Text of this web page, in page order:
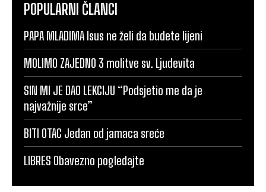
POPULARNI ČLANCI
PAPA MLADIMA Isus ne želi da budete lijeni
MOLIMO ZAJEDNO 3 molitve sv. Ljudevita
SIN MI JE DAO LEKCIJU “Podsjetio me da je
najvažnije srce”
BITI OTAC Jedan od jamaca sreće
LIBRES Obavezno pogledajte